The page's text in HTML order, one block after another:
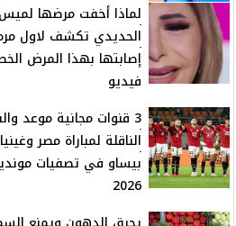
لماذا أخفت مرضها
الحديدي تكشف لاول
إصابتها بهذا المرض
فيديو
3 قنوات مجانية موعد
الناقلة لمباراة مصر وغينيا
بيساو في تصفيات
2026